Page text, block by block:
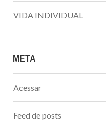
VIDA INDIVIDUAL
META
Acessar
Feed de posts